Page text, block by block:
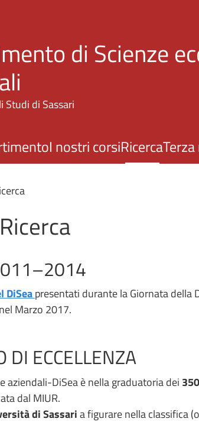
di Scienze
Studi di Sassari
I nostri corsiRicerca
DiSeapresentati durante la Giornata della
Marzo 2017.
DI ECCELLENZA
aziendali-DiSea è nella graduatoria dei
dal MIUR.
di Sassaria figurare nella classifica